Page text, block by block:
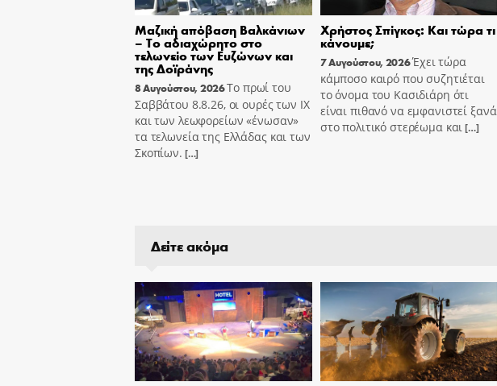
Μαζική απόβαση Βαλκάνιων
– Το αδιαχώρητο στο
τελωνείο των Ευζώνων και
της Δοϊράνης
8 Αυγούστου, 2026Το πρωί του
Σαββάτου 8.8.26, οι ουρές των ΙΧ
και των λεωφορείων «ένωσαν»
τα τελωνεία της Ελλάδας και των
Σκοπίων. […]
Χρήστος Σπίγκος: Και τώρα τι
κάνουμε;
7 Αυγούστου, 2026Έχει τώρα
κάμποσο καιρό που συζητιέται
το όνομα του Κασιδιάρη ότι
είναι πιθανό να εμφανιστεί ξανά
στο πολιτικό στερέωμα και […]
Δείτε ακόμα